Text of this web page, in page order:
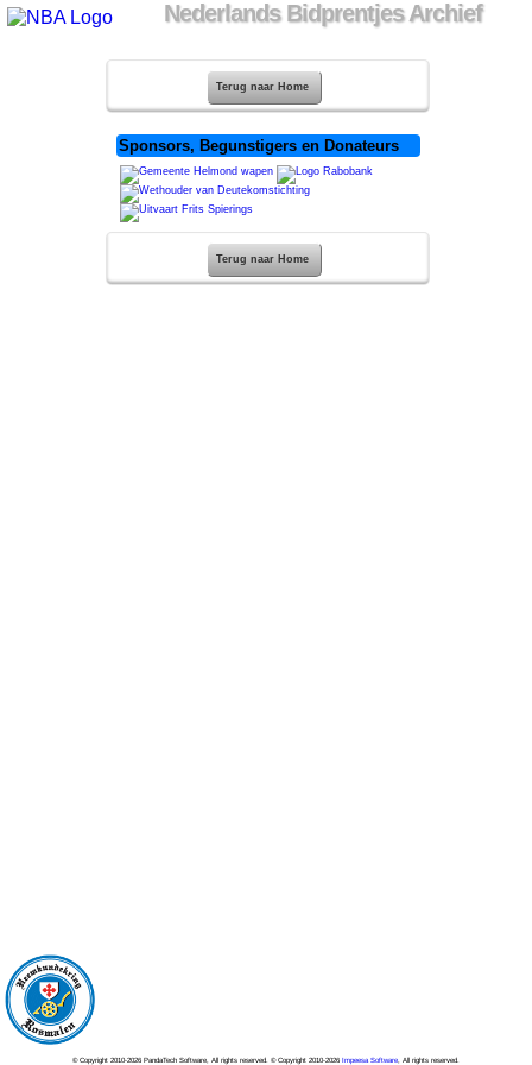
Nederlands Bidprentjes Archief
Terug naar Home
Sponsors, Begunstigers en Donateurs
Terug naar Home
© Copyright 2010-2026 PandaTech Software, All rights reserved. © Copyright 2010-2026 Impeesa Software, All rights reserved.